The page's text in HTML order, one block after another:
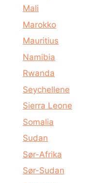
Mali
Marokko
Mauritius
Namibia
Rwanda
Seychellene
Sierra Leone
Somalia
Sudan
Sør-Afrika
Sør-Sudan